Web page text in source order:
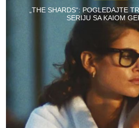
„THE SHARDS“: POGLEDAJTE
SERIJU SA KAIOM